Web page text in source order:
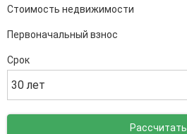
Стоимость недвижимости
Первоначальный взнос
Срок
30 лет
Рассчитать